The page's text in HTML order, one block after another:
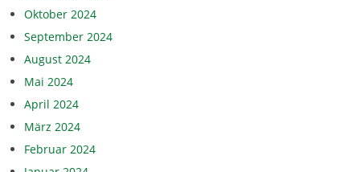
Oktober 2024
September 2024
August 2024
Mai 2024
April 2024
März 2024
Februar 2024